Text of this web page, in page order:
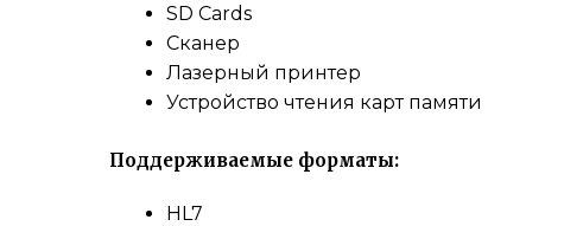
SD Cards
Сканер
Лазерный принтер
Устройство чтения карт памяти
Поддерживаемые форматы:
HL7